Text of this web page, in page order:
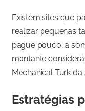
Existem sites que
realizar pequenas
pague pouco, a
montante
Mechanical Turk
Estratégias